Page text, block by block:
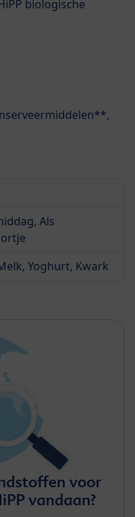
biologische
Als
Yoghurt, Kwark
voor
vandaan?